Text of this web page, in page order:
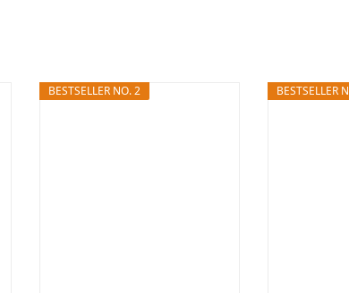
BESTSELLER NO. 2 BESTSELLER